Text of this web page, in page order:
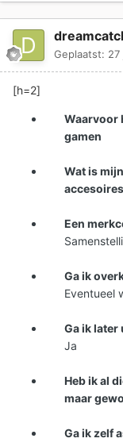
Geplaatst: 27
[h=2]
Waarvoor
gamen
Wat is
Een
Ga ik
Eventueel
Ga ik later
Ja
Heb ik al
maar
Ga ik zelf